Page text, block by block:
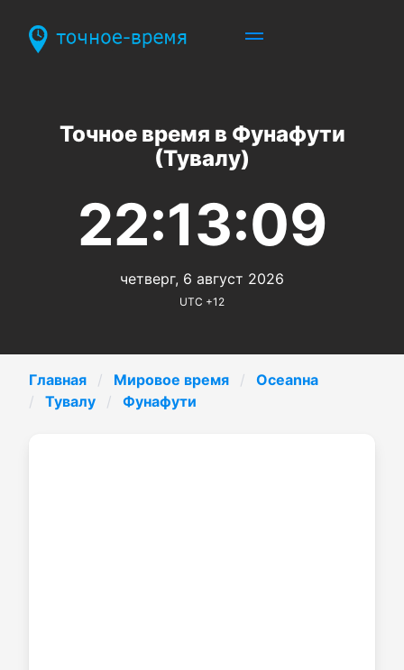
Точное время в Фунафути
(Тувалу)
22:13:09
четверг, 6 август 2026
UTC +12
Главная Мировое время
Oceanнa
Тувалу
Фунафути